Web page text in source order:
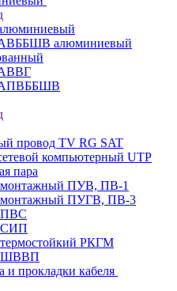
АВББШВ алюминиевый
АПВББШВ
провод TV RG SAT
компьютерный UTP
пара
ПУВ, ПВ-1
монтажный ПУГВ, ПВ-3
ПВС
СИП
РКГМ
ШВВП
и прокладки кабеля